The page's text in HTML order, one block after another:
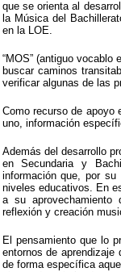
que se orienta al
la Música del
en la LOE.
“MOS” (antiguo
buscar caminos
verificar algunas de las
Como recurso de
uno, información
Además del desarrollo
en Secundaria y
información que, por
niveles educativos. En
a su aprovechamiento
reflexión y creación
El pensamiento que lo
entornos de aprendizaje
de forma específica